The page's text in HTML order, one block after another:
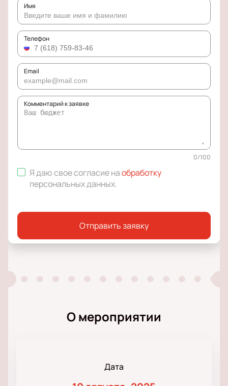
Имя
Телефон
Email
Комментарий к заявке
0/100
Я даю свое согласие наобработку
персональных данных.
Отправить заявку
О мероприятии
Дата